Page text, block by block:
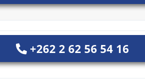
+262 2 62 56 54 16